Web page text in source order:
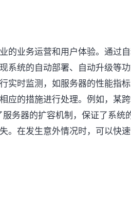
业务运营和用户体验。通过自
系统的自动部署、自动升级等
实时监测，如服务器的性能指
应的措施进行处理。例如，某
务器的扩容机制，保证了系统
。在发生意外情况时，可以快